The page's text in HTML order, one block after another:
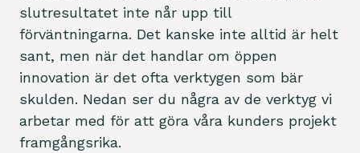
slutresultatet inte når upp till
förväntningarna. Det kanske inte alltid är helt
sant, men när det handlar om öppen
innovation är det ofta verktygen som bär
skulden. Nedan ser du några av de verktyg vi
arbetar med för att göra våra kunders projekt
framgångsrika.